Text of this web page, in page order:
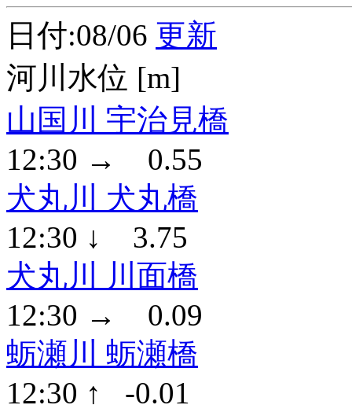
日付:08/06 更新
河川水位 [m]
山国川 宇治見橋
12:30 → 0.55
犬丸川 犬丸橋
12:30 ↓ 3.75
犬丸川 川面橋
12:30 → 0.09
蛎瀬川 蛎瀬橋
12:30 ↑ -0.01